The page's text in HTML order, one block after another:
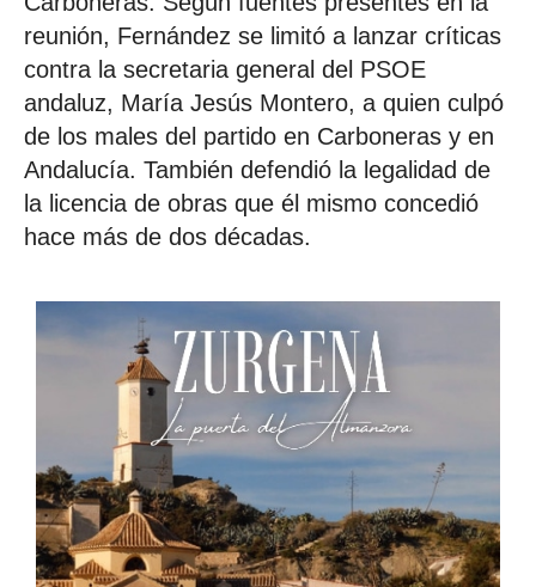
reunión, Fernández se limitó a lanzar críticas
contra la secretaria general del PSOE
andaluz, María Jesús Montero, a quien culpó
de los males del partido en Carboneras y en
Andalucía. También defendió la legalidad de
la licencia de obras que él mismo concedió
hace más de dos décadas.